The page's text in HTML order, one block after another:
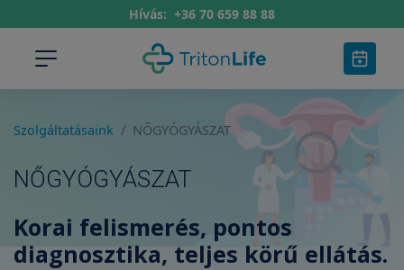
Hívás: +36 70 659 88 88
Szolgáltatásaink NŐGYÓGYÁSZAT
NŐGYÓGYÁSZAT
Korai felismerés, pontos
diagnosztika, teljes körű ellátás.